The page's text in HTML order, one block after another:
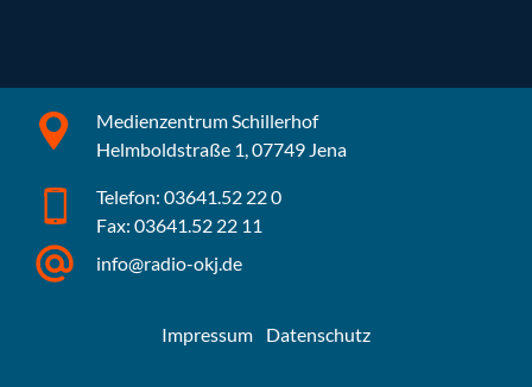
Medienzentrum Schillerhof
Helmboldstraße 1, 07749 Jena
Telefon: 03641.52 22 0
Fax: 03641.52 22 11
info@radio-okj.de
Impressum Datenschutz